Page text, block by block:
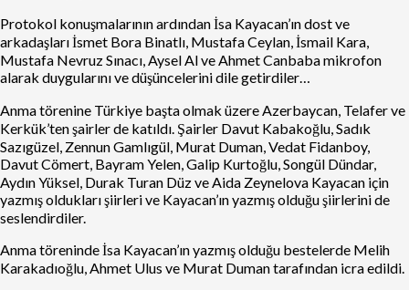
Protokol konuşmalarının ardından İsa Kayacan’ın dost ve
arkadaşları İsmet Bora Binatlı, Mustafa Ceylan, İsmail Kara,
Mustafa Nevruz Sınacı, Aysel Al ve Ahmet Canbaba mikrofon
alarak duygularını ve düşüncelerini dile getirdiler…
Anma törenine Türkiye başta olmak üzere Azerbaycan, Telafer ve
Kerkük’ten şairler de katıldı. Şairler Davut Kabakoğlu, Sadık
Sazıgüzel, Zennun Gamlıgül, Murat Duman, Vedat Fidanboy,
Davut Cömert, Bayram Yelen, Galip Kurtoğlu, Songül Dündar,
Aydın Yüksel, Durak Turan Düz ve Aida Zeynelova Kayacan için
yazmış oldukları şiirleri ve Kayacan’ın yazmış olduğu şiirlerini de
seslendirdiler.
Anma töreninde İsa Kayacan’ın yazmış olduğu bestelerde Melih
Karakadıoğlu, Ahmet Ulus ve Murat Duman tarafından icra edildi.